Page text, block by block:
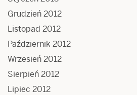
Grudzień 2012
Listopad 2012
Październik 2012
Wrzesień 2012
Sierpień 2012
Lipiec 2012